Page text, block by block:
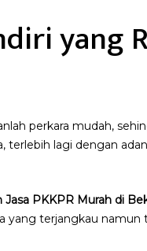
yang
perkara mudah,
terlebih lagi dengan
Jasa PKKPR Murah di
terjangkau